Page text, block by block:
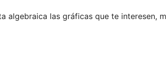
algebraica las gráficas que te interesen,